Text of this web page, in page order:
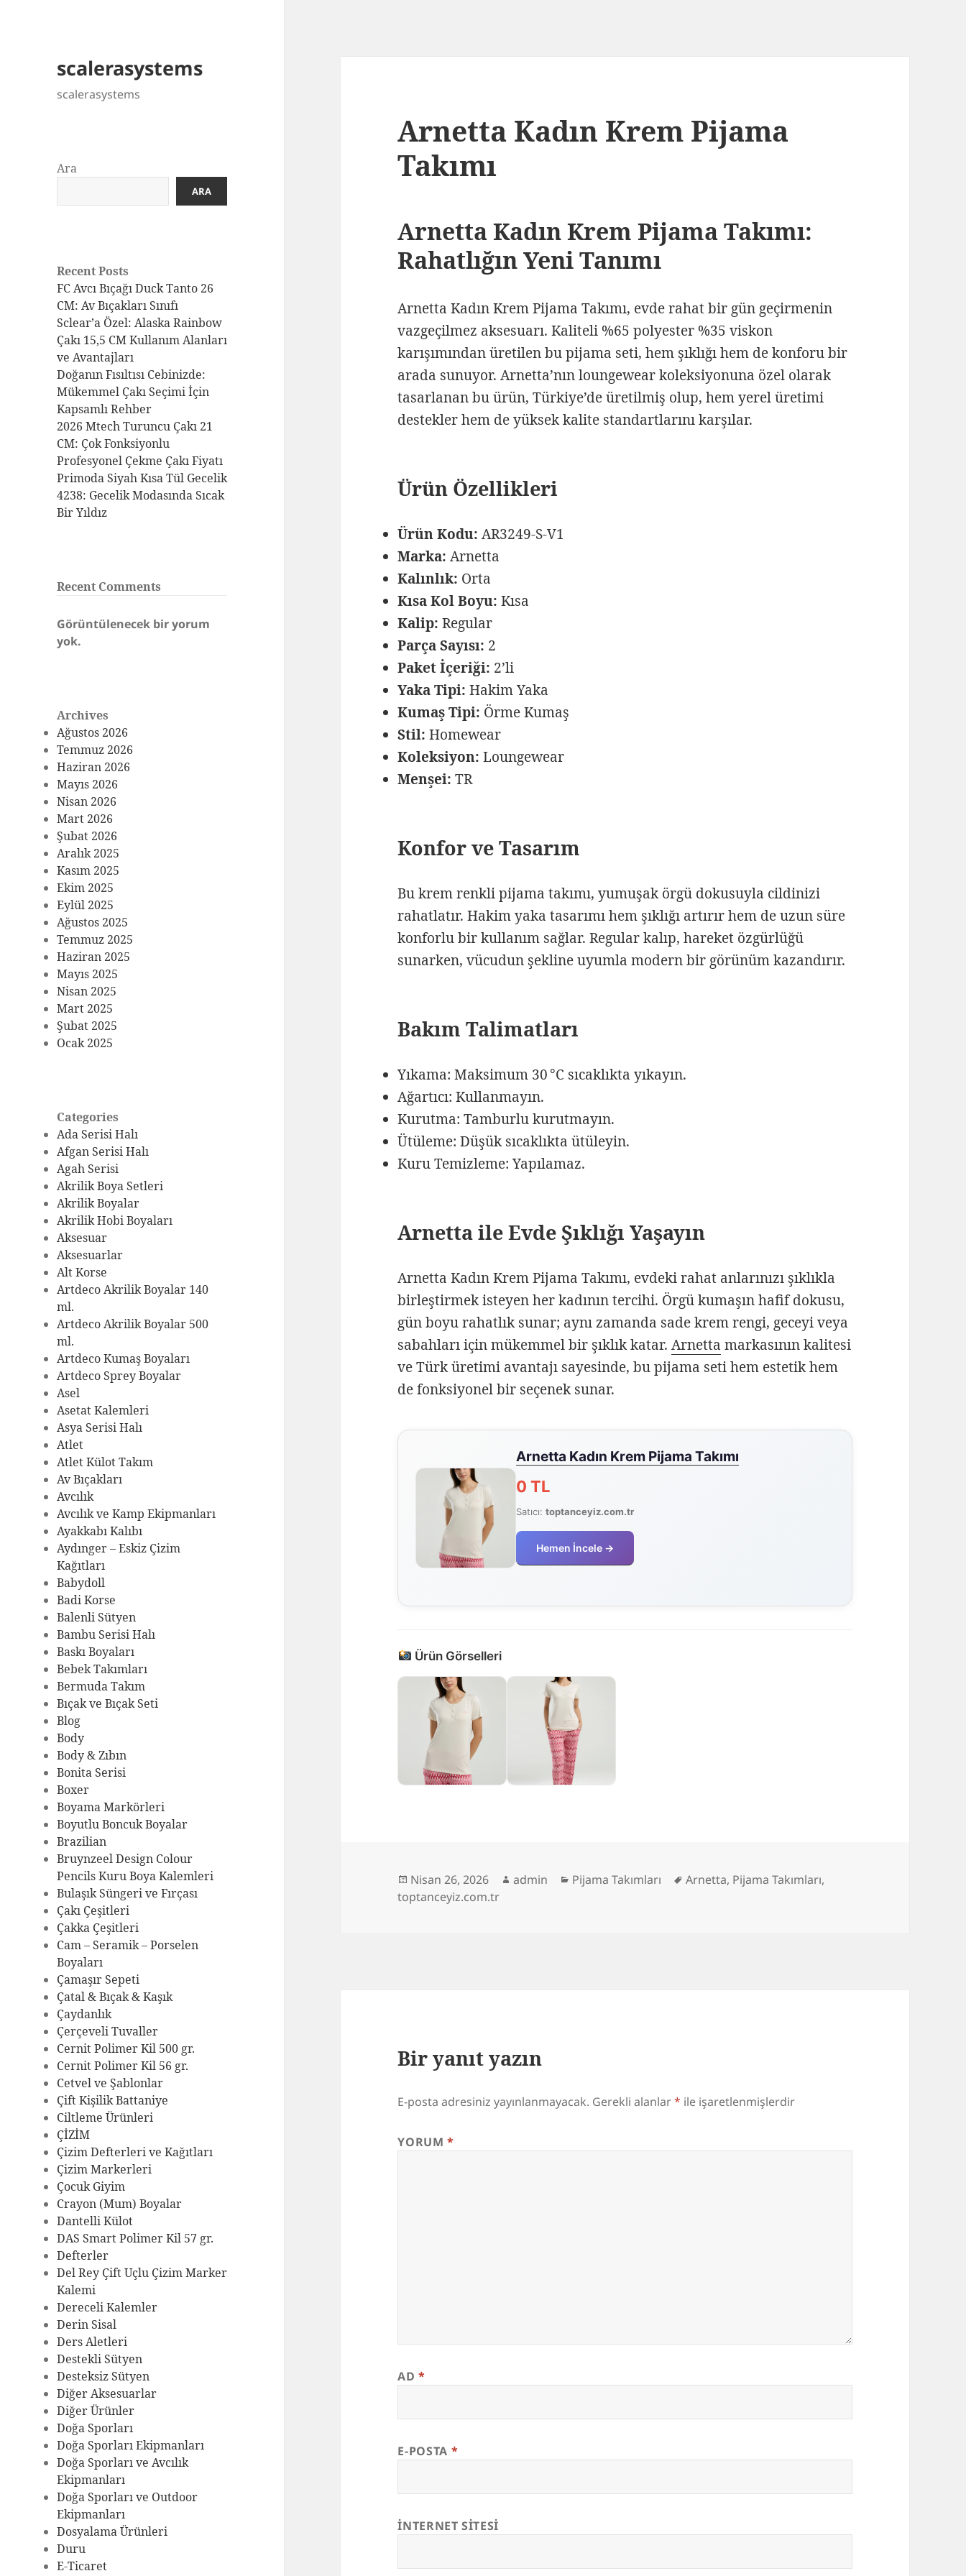
scalerasystems
scalerasystems
Ara
ARA
Recent Posts
FC Avcı Bıçağı Duck Tanto 26
CM: Av Bıçakları Sınıfı
Sclear’a Özel: Alaska Rainbow
Çakı 15,5 CM Kullanım Alanları
ve Avantajları
Doğanın Fısıltısı Cebinizde:
Mükemmel Çakı Seçimi İçin
Kapsamlı Rehber
2026 Mtech Turuncu Çakı 21
CM: Çok Fonksiyonlu
Profesyonel Çekme Çakı Fiyatı
Primoda Siyah Kısa Tül Gecelik
4238: Gecelik Modasında Sıcak
Bir Yıldız
Recent Comments
Görüntülenecek bir yorum
yok.
Archives
Ağustos 2026
Temmuz 2026
Haziran 2026
Mayıs 2026
Nisan 2026
Mart 2026
Şubat 2026
Aralık 2025
Kasım 2025
Ekim 2025
Eylül 2025
Ağustos 2025
Temmuz 2025
Haziran 2025
Mayıs 2025
Nisan 2025
Mart 2025
Şubat 2025
Ocak 2025
Categories
Ada Serisi Halı
Afgan Serisi Halı
Agah Serisi
Akrilik Boya Setleri
Akrilik Boyalar
Akrilik Hobi Boyaları
Aksesuar
Aksesuarlar
Alt Korse
Artdeco Akrilik Boyalar 140
ml.
Artdeco Akrilik Boyalar 500
ml.
Artdeco Kumaş Boyaları
Artdeco Sprey Boyalar
Asel
Asetat Kalemleri
Asya Serisi Halı
Atlet
Atlet Külot Takım
Av Bıçakları
Avcılık
Avcılık ve Kamp Ekipmanları
Ayakkabı Kalıbı
Aydınger – Eskiz Çizim
Kağıtları
Babydoll
Badi Korse
Balenli Sütyen
Bambu Serisi Halı
Baskı Boyaları
Bebek Takımları
Bermuda Takım
Bıçak ve Bıçak Seti
Blog
Body
Body & Zıbın
Bonita Serisi
Boxer
Boyama Markörleri
Boyutlu Boncuk Boyalar
Brazilian
Bruynzeel Design Colour
Pencils Kuru Boya Kalemleri
Bulaşık Süngeri ve Fırçası
Çakı Çeşitleri
Çakka Çeşitleri
Cam – Seramik – Porselen
Boyaları
Çamaşır Sepeti
Çatal & Bıçak & Kaşık
Çaydanlık
Çerçeveli Tuvaller
Cernit Polimer Kil 500 gr.
Cernit Polimer Kil 56 gr.
Cetvel ve Şablonlar
Çift Kişilik Battaniye
Ciltleme Ürünleri
ÇİZİM
Çizim Defterleri ve Kağıtları
Çizim Markerleri
Çocuk Giyim
Crayon (Mum) Boyalar
Dantelli Külot
DAS Smart Polimer Kil 57 gr.
Defterler
Del Rey Çift Uçlu Çizim Marker
Kalemi
Dereceli Kalemler
Derin Sisal
Ders Aletleri
Destekli Sütyen
Desteksiz Sütyen
Diğer Aksesuarlar
Diğer Ürünler
Doğa Sporları
Doğa Sporları Ekipmanları
Doğa Sporları ve Avcılık
Ekipmanları
Doğa Sporları ve Outdoor
Ekipmanları
Dosyalama Ürünleri
Duru
E-Ticaret
Arnetta Kadın Krem Pijama
Takımı
Arnetta Kadın Krem Pijama Takımı:
Rahatlığın Yeni Tanımı
Arnetta Kadın Krem Pijama Takımı, evde rahat bir gün geçirmenin
vazgeçilmez aksesuarı. Kaliteli %65 polyester %35 viskon
karışımından üretilen bu pijama seti, hem şıklığı hem de konforu bir
arada sunuyor. Arnetta’nın loungewear koleksiyonuna özel olarak
tasarlanan bu ürün, Türkiye’de üretilmiş olup, hem yerel üretimi
destekler hem de yüksek kalite standartlarını karşılar.
Ürün Özellikleri
Ürün Kodu: AR3249-S-V1
Marka: Arnetta
Kalınlık: Orta
Kısa Kol Boyu: Kısa
Kalip: Regular
Parça Sayısı: 2
Paket İçeriği: 2’li
Yaka Tipi: Hakim Yaka
Kumaş Tipi: Örme Kumaş
Stil: Homewear
Koleksiyon: Loungewear
Menşei: TR
Konfor ve Tasarım
Bu krem renkli pijama takımı, yumuşak örgü dokusuyla cildinizi
rahatlatır. Hakim yaka tasarımı hem şıklığı artırır hem de uzun süre
konforlu bir kullanım sağlar. Regular kalıp, hareket özgürlüğü
sunarken, vücudun şekline uyumla modern bir görünüm kazandırır.
Bakım Talimatları
Yıkama: Maksimum 30 °C sıcaklıkta yıkayın.
Ağartıcı: Kullanmayın.
Kurutma: Tamburlu kurutmayın.
Ütüleme: Düşük sıcaklıkta ütüleyin.
Kuru Temizleme: Yapılamaz.
Arnetta ile Evde Şıklığı Yaşayın
Arnetta Kadın Krem Pijama Takımı, evdeki rahat anlarınızı şıklıkla
birleştirmek isteyen her kadının tercihi. Örgü kumaşın hafif dokusu,
gün boyu rahatlık sunar; aynı zamanda sade krem rengi, geceyi veya
sabahları için mükemmel bir şıklık katar.Arnetta markasının kalitesi
ve Türk üretimi avantajı sayesinde, bu pijama seti hem estetik hem
de fonksiyonel bir seçenek sunar.
Arnetta Kadın Krem Pijama Takımı
0 TL
Satıcı:toptanceyiz.com.tr
Hemen İncele →
Ürün Görselleri
Yayın
tarihi
Nisan 26, 2026 Yazar
admin Kategoriler
Pijama Takımları Etiketler
Arnetta, Pijama Takımları,
toptanceyiz.com.tr
Bir yanıt yazın
E-posta adresiniz yayınlanmayacak. Gerekli alanlar* ile işaretlenmişlerdir
YORUM*
AD*
E-POSTA *
İNTERNET SITESI